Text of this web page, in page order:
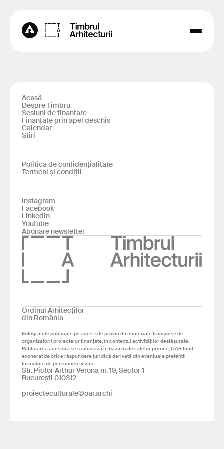
Acasă
Despre Timbru
Sesiuni de finanțare
Finanțate prin apel deschis
Calendar
Știri
Politica de confidențialitate
Termeni și condiții
Instagram
Facebook
LinkedIn
Youtube
Abonare newsletter
Ordinul Arhitecților
din România
Fotografiile publicate pe acest site provin din materiale transmise de
organizatorii proiectelor finanțate, în contextul activităților desfășurate.
Publicarea acestora se realizează în baza materialelor primite, OAR fiind
exonerat de orice răspundere juridică derivată din eventuale pretenții
formulate de persoanele vizate.
Str. Pictor Arthur Verona nr. 19, Sector 1
București 010312
proiecteculturale@oar.archi